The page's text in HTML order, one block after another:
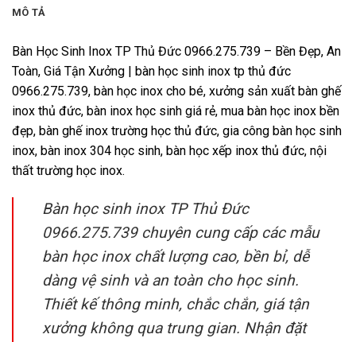
MÔ TẢ
Bàn Học Sinh Inox TP Thủ Đức 0966.275.739 – Bền Đẹp, An
Toàn, Giá Tận Xưởng | bàn học sinh inox tp thủ đức
0966.275.739, bàn học inox cho bé, xưởng sản xuất bàn ghế
inox thủ đức, bàn inox học sinh giá rẻ, mua bàn học inox bền
đẹp, bàn ghế inox trường học thủ đức, gia công bàn học sinh
inox, bàn inox 304 học sinh, bàn học xếp inox thủ đức, nội
thất trường học inox.
Bàn học sinh inox TP Thủ Đức
0966.275.739 chuyên cung cấp các mẫu
bàn học inox chất lượng cao, bền bỉ, dễ
dàng vệ sinh và an toàn cho học sinh.
Thiết kế thông minh, chắc chắn, giá tận
xưởng không qua trung gian. Nhận đặt